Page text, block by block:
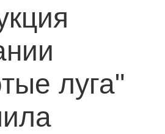
луга"